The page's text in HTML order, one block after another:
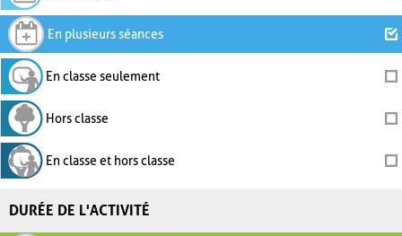
En plusieurs séances
En classe seulement
Hors classe
En classe et hors classe
DURÉE DE L'ACTIVITÉ